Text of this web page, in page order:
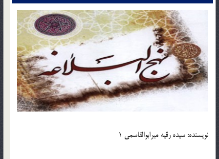
نويسنده: سيده رقيه ميرابوالقاسمى 1